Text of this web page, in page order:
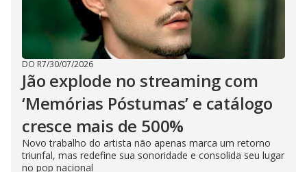
DO R7/30/07/2026
Jão explode no streaming com
‘Memórias Póstumas’ e catálogo
cresce mais de 500%
Novo trabalho do artista não apenas marca um retorno
triunfal, mas redefine sua sonoridade e consolida seu lugar
no pop nacional